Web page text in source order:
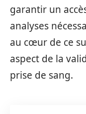
garantir un
analyses
au cœur de ce
aspect de la
prise de sang.